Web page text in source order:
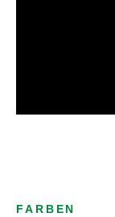
FARBEN